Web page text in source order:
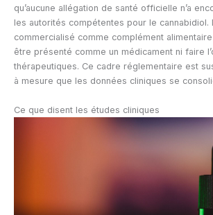
qu’aucune allégation de santé officielle n’a
les autorités compétentes pour le cannabidiol.
commercialisé comme complément
être présenté comme un médicament ni faire
thérapeutiques. Ce cadre réglementaire est
à mesure que les données cliniques se
Ce que disent les études cliniques